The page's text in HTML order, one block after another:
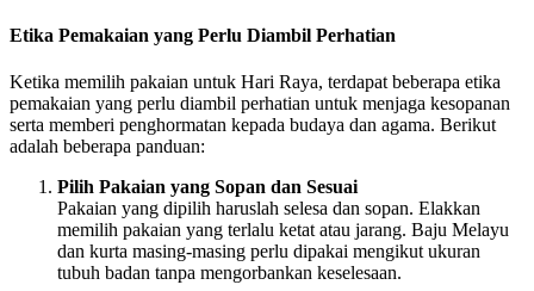
Etika Pemakaian yang Perlu Diambil Perhatian
Ketika memilih pakaian untuk Hari Raya, terdapat beberapa etika
pemakaian yang perlu diambil perhatian untuk menjaga kesopanan
serta memberi penghormatan kepada budaya dan agama. Berikut
adalah beberapa panduan:
Pilih Pakaian yang Sopan dan Sesuai
Pakaian yang dipilih haruslah selesa dan sopan. Elakkan
memilih pakaian yang terlalu ketat atau jarang. Baju Melayu
dan kurta masing-masing perlu dipakai mengikut ukuran
tubuh badan tanpa mengorbankan keselesaan.